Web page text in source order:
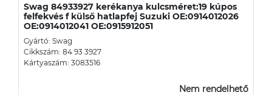
Swag 84933927 kerékanya kulcsméret:19 kúpos
felfekvés f külső hatlapfej Suzuki OE:0914012026
OE:0914012041 OE:0915912051
Gyártó: Swag
Cikkszám: 84 93 3927
Kártyaszám: 3083516
Nem rendelhető